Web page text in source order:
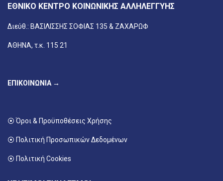
ΕΘΝΙΚΟ ΚΕΝΤΡΟ ΚΟΙΝΩΝΙΚΗΣ ΑΛΛΗΛΕΓΓΥΗΣ
Διεύθ.: ΒΑΣΙΛΙΣΣΗΣ ΣΟΦΙΑΣ 135 & ΖΑΧΑΡΩΦ
ΑΘΗΝΑ, τ.κ. 115 21
ΕΠΙΚΟΙΝΩΝΙΑ →
⦿ Όροι & Προϋποθέσεις Χρήσης
⦿ Πολιτική Προσωπικών Δεδομένων
⦿ Πολιτική Cookies